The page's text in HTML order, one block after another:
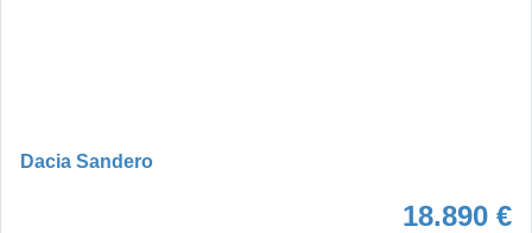
Dacia Sandero
18.890 €